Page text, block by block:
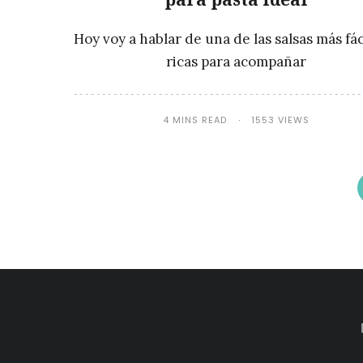
Hoy voy a hablar de una de las salsas más
ricas para acompañar
4 MINS READ 1553 VIEWS